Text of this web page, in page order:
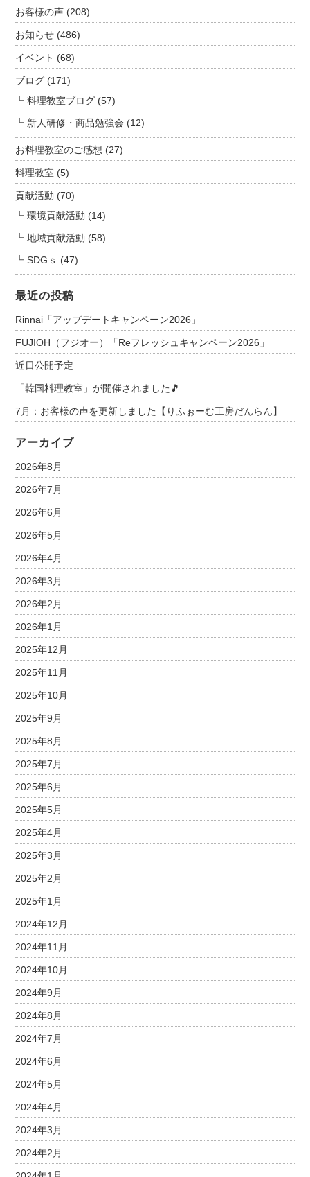
い
と
き
の
メ
ー
タ
ー
帰
方
法
は
お客様の声 (208)
お知らせ (486)
イベント (68)
ブログ (171)
料理教室ブログ (57)
新人研修・商品勉強会 (12)
お料理教室のご感想 (27)
料理教室 (5)
貢献活動 (70)
環境貢献活動 (14)
地域貢献活動 (58)
SDGｓ (47)
最近の投稿
Rinnai「アップデートキャンペーン2026」
FUJIOH（フジオー）「Reフレッシュキャンペーン2026」
近日公開予定
「韓国料理教室」が開催されました🎵
7月：お客様の声を更新しました【りふぉーむ工房だんらん】
アーカイブ
2026年8月
2026年7月
2026年6月
2026年5月
2026年4月
2026年3月
2026年2月
2026年1月
2025年12月
2025年11月
2025年10月
2025年9月
2025年8月
2025年7月
2025年6月
2025年5月
2025年4月
2025年3月
2025年2月
2025年1月
2024年12月
2024年11月
2024年10月
2024年9月
2024年8月
2024年7月
2024年6月
2024年5月
2024年4月
2024年3月
2024年2月